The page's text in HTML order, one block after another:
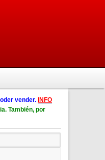
vender. INFO
También, por